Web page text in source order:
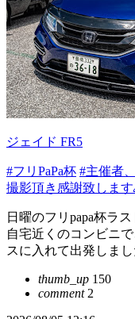
ジェイド FR5
#フリPaPa杯 #主催者
撮影頂き感謝致します
日曜のフリpapa杯ラ
自宅近くのコンビニ
スに入れて出発しま
thumb_up 150
comment2